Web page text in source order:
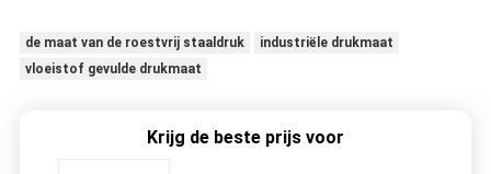
de maat van de roestvrij staaldruk
industriële drukmaat
vloeistof gevulde drukmaat
Krijg de beste prijs voor